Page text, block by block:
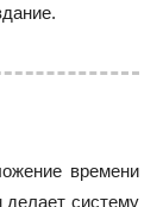
времени
делает систему